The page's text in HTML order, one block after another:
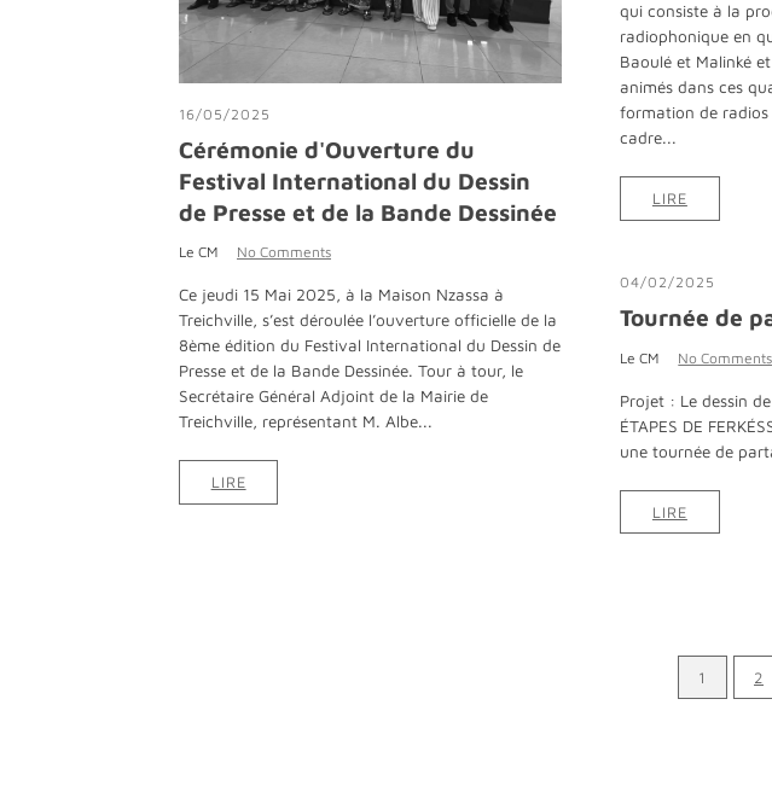
16/05/2025
Cérémonie d'Ouverture du
Festival International du Dessin
de Presse et de la Bande Dessinée
Le CM No Comments
Ce jeudi 15 Mai 2025, à la Maison Nzassa à
Treichville, s’est déroulée l’ouverture officielle de la
8ème édition du Festival International du Dessin de
Presse et de la Bande Dessinée. Tour à tour, le
Secrétaire Général Adjoint de la Mairie de
Treichville, représentant M. Albe...
LIRE
qui consiste à la
radiophonique en
Baoulé et Malinké
animés dans ces
formation de
cadre...
LIRE
04/02/2025
Tournée de
Le CM No Comments
Projet : Le dessin
ÉTAPES DE
une tournée de
LIRE
1 2